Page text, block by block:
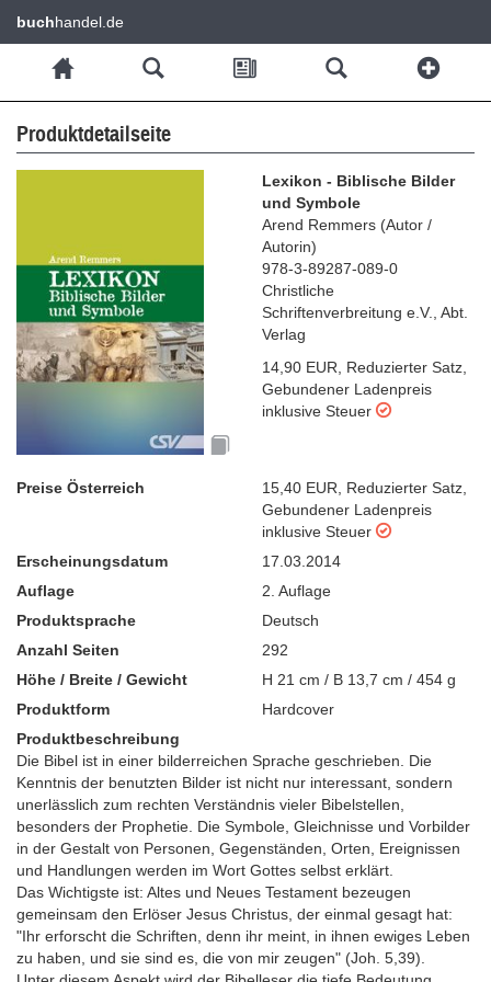
buchhandel.de
Produktdetailseite
Lexikon - Biblische Bilder
und Symbole
Arend Remmers (Autor /
Autorin)
978-3-89287-089-0
Christliche
Schriftenverbreitung e.V., Abt.
Verlag
14,90 EUR
Reduzierter Satz
Gebundener Ladenpreis
inklusive Steuer
Preise Österreich 15,40 EUR Reduzierter Satz
Gebundener Ladenpreis
inklusive Steuer
Erscheinungsdatum
17.03.2014
Auflage
2. Auflage
Produktsprache
Deutsch
Anzahl Seiten
292
Höhe / Breite / Gewicht
H 21 cm / B 13,7 cm / 454 g
Produktform
Hardcover
Produktbeschreibung
Die Bibel ist in einer bilderreichen Sprache geschrieben. Die
Kenntnis der benutzten Bilder ist nicht nur interessant, sondern
unerlässlich zum rechten Verständnis vieler Bibelstellen,
besonders der Prophetie. Die Symbole, Gleichnisse und Vorbilder
in der Gestalt von Personen, Gegenständen, Orten, Ereignissen
und Handlungen werden im Wort Gottes selbst erklärt.
Das Wichtigste ist: Altes und Neues Testament bezeugen
gemeinsam den Erlöser Jesus Christus, der einmal gesagt hat:
"Ihr erforscht die Schriften, denn ihr meint, in ihnen ewiges Leben
zu haben, und sie sind es, die von mir zeugen" (Joh. 5,39).